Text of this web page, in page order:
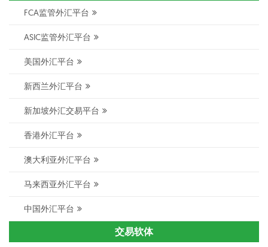
FCA监管外汇平台
ASIC监管外汇平台
美国外汇平台
新西兰外汇平台
新加坡外汇交易平台
香港外汇平台
澳大利亚外汇平台
马来西亚外汇平台
中国外汇平台
交易软体